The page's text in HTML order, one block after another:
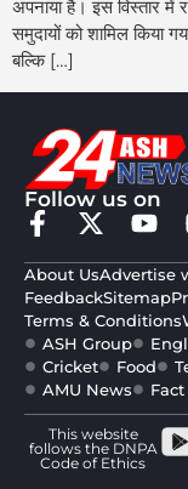
अपनाया है। इस विस्तार में
समुदायों को शामिल किया
बल्कि […]
Follow us on
About UsAdvertise
FeedbackSitemap
Terms & Conditions
ASH Group
Cricket
Food
AMU News
This website
follows the DNPA
Code of Ethics